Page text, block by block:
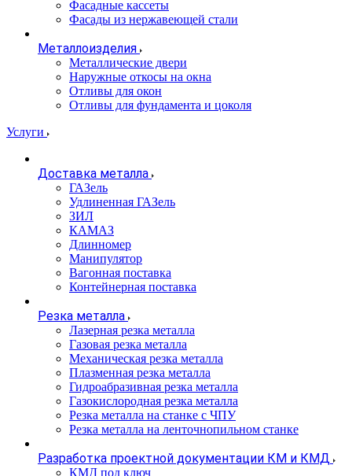
Фасадные кассеты
Фасады из нержавеющей стали
Металлоизделия
Металлические двери
Наружные откосы на окна
Отливы для окон
Отливы для фундамента и цоколя
Услуги
Доставка металла
ГАЗель
Удлиненная ГАЗель
ЗИЛ
КАМАЗ
Длинномер
Манипулятор
Вагонная поставка
Контейнерная поставка
Резка металла
Лазерная резка металла
Газовая резка металла
Механическая резка металла
Плазменная резка металла
Гидроабразивная резка металла
Газокислородная резка металла
Резка металла на станке с ЧПУ
Резка металла на ленточнопильном станке
Разработка проектной документации КМ и КМД
КМД под ключ